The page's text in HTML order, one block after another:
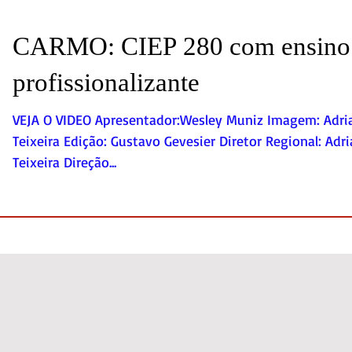
CARMO: CIEP 280 com ensino
profissionalizante
VEJA O VIDEO Apresentador:Wesley Muniz Imagem:
Teixeira Edição: Gustavo Gevesier Diretor Regional:
Teixeira Direção...